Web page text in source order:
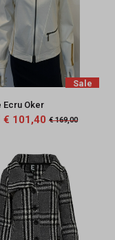
Sale
Ecru Oker
€ 101,40 € 169,00